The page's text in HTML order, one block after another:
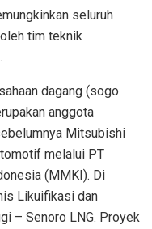
seluruh
tim teknik
dagang (sogo
anggota
Mitsubishi
melalui PT
(MMKI). Di
Likuifikasi dan
– Senoro LNG. Proyek